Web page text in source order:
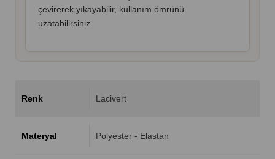
çevirerek yıkayabilir, kullanım ömrünü
uzatabilirsiniz.
Renk Lacivert
Materyal Polyester - Elastan